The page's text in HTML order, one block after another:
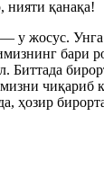
нияти қанақа!
жосус. Унга
бари
Биттада
чиқариб
ҳозир